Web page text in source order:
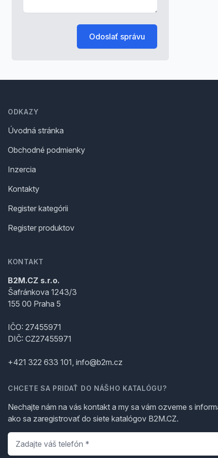
Odoslať správu
ODKAZY
Úvodná stránka
Obchodné podmienky
Inzercia
Kontakty
Register kategórii
Register produktov
KONTAKT
B2M.CZ s.r.o.
Šafránkova 1243/3
155 00 Praha 5
IČO: 27455971
DIČ: CZ27455971
+421 322 633 101, info@b2m.cz
CHCETE SA PRIDAŤ DO NÁŠHO KATALÓGU?
Nechajte nám na vás kontakt a my sa vám ozveme s
ako sa zaregistrovať do siete katalógov B2M.CZ.
Telefón